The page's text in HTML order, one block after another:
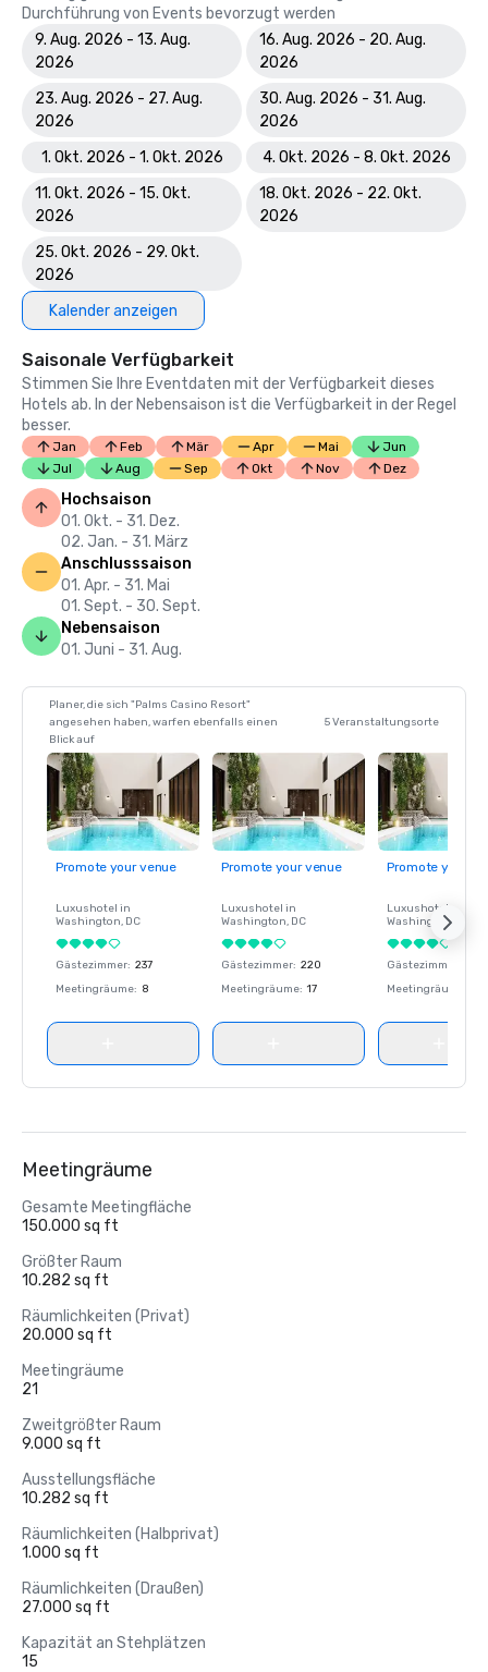
Durchführung von Events bevorzugt werden
9. Aug. 2026 - 13. Aug.
2026
16. Aug. 2026 - 20. Aug.
2026
23. Aug. 2026 - 27. Aug.
2026
30. Aug. 2026 - 31. Aug.
2026
1. Okt. 2026 - 1. Okt. 2026
4. Okt. 2026 - 8. Okt. 2026
11. Okt. 2026 - 15. Okt.
2026
18. Okt. 2026 - 22. Okt.
2026
25. Okt. 2026 - 29. Okt.
2026
Kalender anzeigen
Saisonale Verfügbarkeit
Stimmen Sie Ihre Eventdaten mit der Verfügbarkeit dieses
Hotels ab. In der Nebensaison ist die Verfügbarkeit in der Regel
besser.
Jan Feb Mär Apr Mai
Jun
Jul
Aug Sep Okt Nov Dez
Hochsaison
01. Okt. - 31. Dez.
02. Jan. - 31. März
Anschlusssaison
01. Apr. - 31. Mai
01. Sept. - 30. Sept.
Nebensaison
01. Juni - 31. Aug.
Planer, die sich "Palms Casino Resort"
angesehen haben, warfen ebenfalls einen
Blick auf
5 Veranstaltungsorte
Promote your venue
Luxushotel in
Washington, DC
Gästezimmer: 237
Meetingräume: 8
Promote your venue
Luxushotel in
Washington, DC
Gästezimmer: 220
Meetingräume: 17
Promote your
Luxushotel in
Washington
Gästezimmer
Meetingräume
Meetingräume
Gesamte Meetingfläche
150.000 sq ft
Größter Raum
10.282 sq ft
Räumlichkeiten (Privat)
20.000 sq ft
Meetingräume
21
Zweitgrößter Raum
9.000 sq ft
Ausstellungsfläche
10.282 sq ft
Räumlichkeiten (Halbprivat)
1.000 sq ft
Räumlichkeiten (Draußen)
27.000 sq ft
Kapazität an Stehplätzen
15